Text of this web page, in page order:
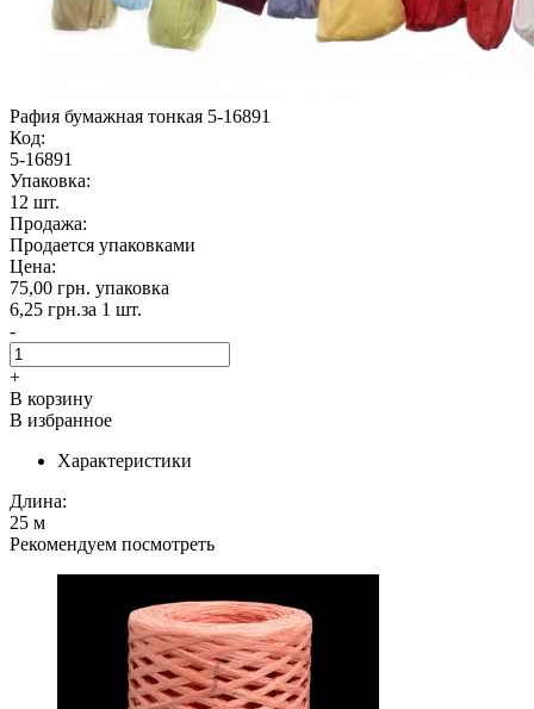
Рафия бумажная тонкая 5-16891
Код:
5-16891
Упаковка:
12 шт.
Продажа:
Продается упаковками
Цена:
75,00 грн. упаковка
6,25 грн.за 1 шт.
-
+
В корзину
В избранное
Характеристики
Длина:
25 м
Рекомендуем посмотреть